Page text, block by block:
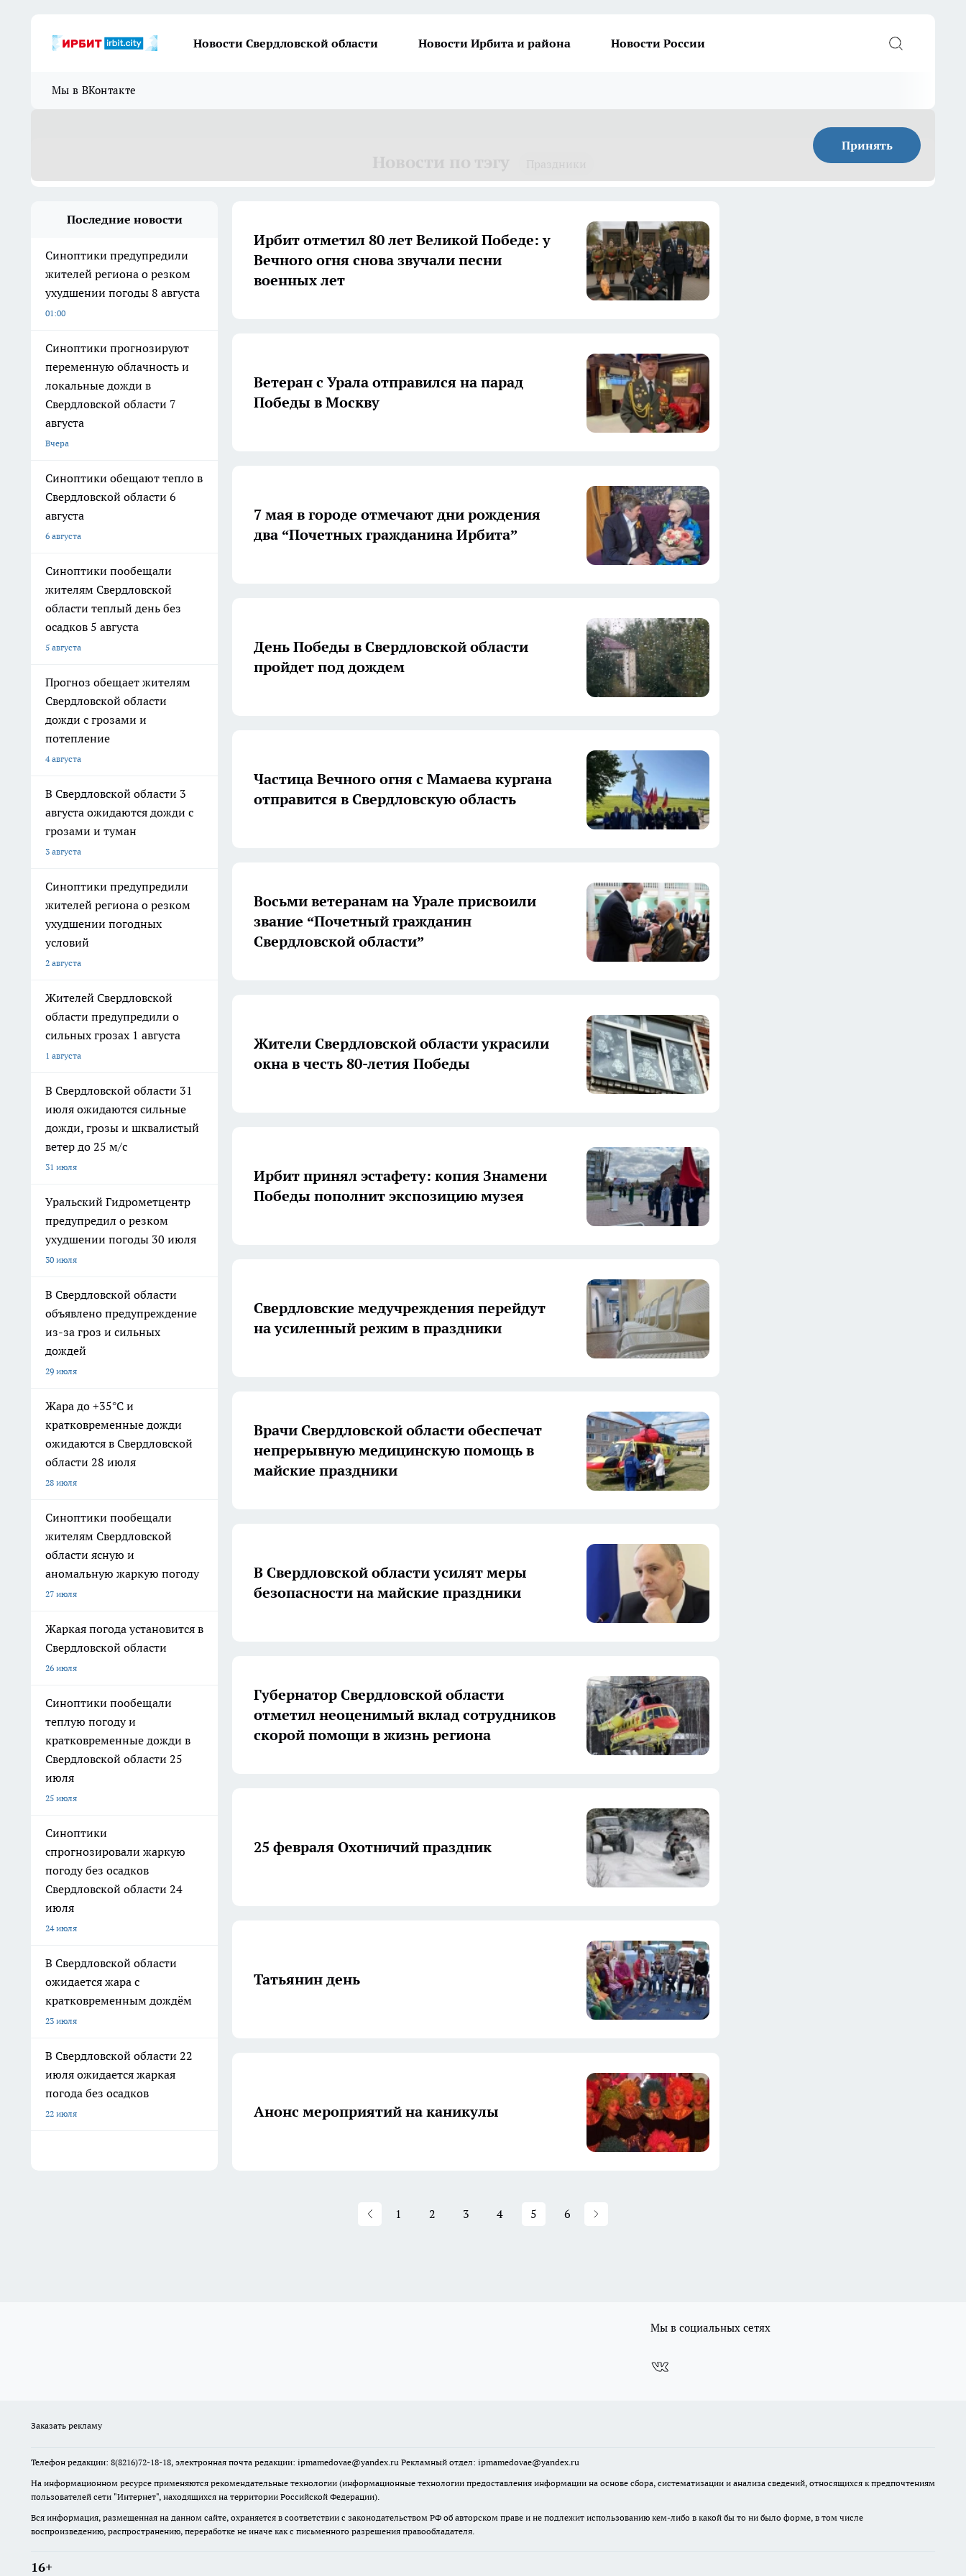
Новости Свердловской области Новости Ирбита и района Новости России
Мы в ВКонтакте
Принять
Последние новости
Синоптики предупредили
жителей региона о резком
ухудшении погоды 8 августа
01:00
Синоптики прогнозируют
переменную облачность и
локальные дожди в
Свердловской области 7
августа
Вчера
Синоптики обещают тепло в
Свердловской области 6
августа
6 августа
Синоптики пообещали
жителям Свердловской
области теплый день без
осадков 5 августа
5 августа
Прогноз обещает жителям
Свердловской области
дожди с грозами и
потепление
4 августа
В Свердловской области 3
августа ожидаются дожди с
грозами и туман
3 августа
Синоптики предупредили
жителей региона о резком
ухудшении погодных
условий
2 августа
Жителей Свердловской
области предупредили о
сильных грозах 1 августа
1 августа
В Свердловской области 31
июля ожидаются сильные
дожди, грозы и шквалистый
ветер до 25 м/с
31 июля
Уральский Гидрометцентр
предупредил о резком
ухудшении погоды 30 июля
30 июля
В Свердловской области
объявлено предупреждение
из-за гроз и сильных
дождей
29 июля
Жара до +35°С и
кратковременные дожди
ожидаются в Свердловской
области 28 июля
28 июля
Синоптики пообещали
жителям Свердловской
области ясную и
аномальную жаркую погоду
27 июля
Жаркая погода установится в
Свердловской области
26 июля
Синоптики пообещали
теплую погоду и
кратковременные дожди в
Свердловской области 25
июля
25 июля
Синоптики
спрогнозировали жаркую
погоду без осадков
Свердловской области 24
июля
24 июля
В Свердловской области
ожидается жара с
кратковременным дождём
23 июля
В Свердловской области 22
июля ожидается жаркая
погода без осадков
22 июля
Ирбит отметил 80 лет Великой Победе: у
Вечного огня снова звучали песни
военных лет
Ветеран с Урала отправился на парад
Победы в Москву
7 мая в городе отмечают дни рождения
два “Почетных гражданина Ирбита”
День Победы в Свердловской области
пройдет под дождем
Частица Вечного огня с Мамаева кургана
отправится в Свердловскую область
Восьми ветеранам на Урале присвоили
звание “Почетный гражданин
Свердловской области”
Жители Свердловской области украсили
окна в честь 80-летия Победы
Ирбит принял эстафету: копия Знамени
Победы пополнит экспозицию музея
Свердловские медучреждения перейдут
на усиленный режим в праздники
Врачи Свердловской области обеспечат
непрерывную медицинскую помощь в
майские праздники
В Свердловской области усилят меры
безопасности на майские праздники
Губернатор Свердловской области
отметил неоценимый вклад сотрудников
скорой помощи в жизнь региона
25 февраля Охотничий праздник
Татьянин день
Анонс мероприятий на каникулы
1 2 3 4 5 6
Мы в социальных сетях
Заказать рекламу
Телефон редакции: 8(8216)72-18-18, электронная почта редакции: ipmamedovae@yandex.ru Рекламный отдел: ipmamedovae@yandex.ru
На информационном ресурсе применяются рекомендательные технологии (информационные технологии предоставления информации на основе сбора, систематизации и анализа сведений, относящихся к предпочтениям
пользователей сети "Интернет", находящихся на территории Российской Федерации).
Вся информация, размещенная на данном сайте, охраняется в соответствии с законодательством РФ об авторском праве и не подлежит использованию кем-либо в какой бы то ни было форме, в том числе
воспроизведению, распространению, переработке не иначе как с письменного разрешения правообладателя.
16+